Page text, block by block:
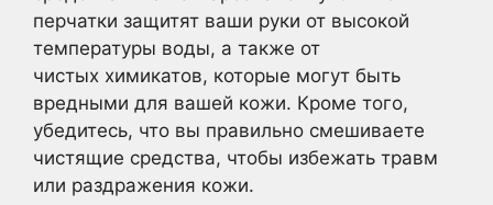
перчатки защитят ваши руки от высокой
температуры воды, а также от
чистых химикатов, которые могут быть
вредными для вашей кожи. Кроме того,
убедитесь, что вы правильно смешиваете
чистящие средства, чтобы избежать травм
или раздражения кожи.